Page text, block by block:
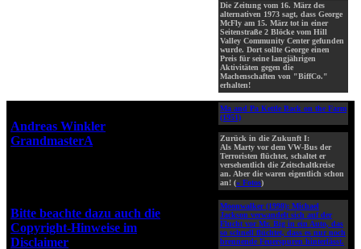
Die Zeitung vom 16. März des
alternativen 1973 sagt, dass George
McFly am 15. März tot in einer
Seitenstraße 2 Blöcke vom Hill
Valley Community Center gefunden
wurde. Dort sollte George einen
Preis für seine langjährigen
Aktivitäten gegen die
Machenschaften von "BiffCo."
erhalten!
Ma and Pa Kettle Back on the Farm
(1951)
Zurück in die Zukunft I:
Als Marty vor dem VW-Bus der
Terroristen flüchtet, schaltet er
versehentlich die Zeitschaltkreise
an. Aber die waren eigentlich schon
an! (» Fotos)
Moonwalker (1998): Michael
Jackson verwandelt sich auf der
Flucht vor Mr. Big in ein Auto, das
so schnell flüchtet, dass es nur noch
brennende Feuerspuren hinterlässt.
Andreas Winkler
GrandmasterA
Bitte beachte dazu auch die
Copyright-Hinweise im
Disclaimer